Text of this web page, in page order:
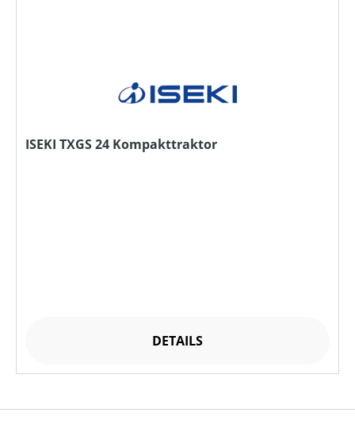
ISEKI TXGS 24 Kompakttraktor
DETAILS